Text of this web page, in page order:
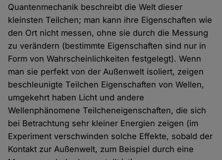
Quantenmechanik beschreibt die Welt dieser
kleinsten Teilchen; man kann ihre Eigenschaften wie
den Ort nicht messen, ohne sie durch die Messung
zu verändern (bestimmte Eigenschaften sind nur in
Form von Wahrscheinlichkeiten festgelegt). Wenn
man sie perfekt von der Außenwelt isoliert, zeigen
beschleunigte Teilchen Eigenschaften von Wellen,
umgekehrt haben Licht und andere
Wellenphänomene Teilcheneigenschaften, die sich
bei Betrachtung sehr kleiner Energien zeigen (im
Experiment verschwinden solche Effekte, sobald der
Kontakt zur Außenwelt, zum Beispiel durch eine